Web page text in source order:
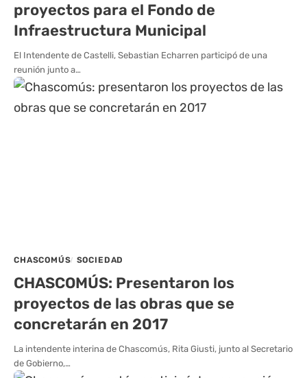
proyectos para el Fondo de
Infraestructura Municipal
El Intendente de Castelli, Sebastian Echarren participó de una
reunión junto a…
CHASCOMÚS SOCIEDAD
CHASCOMÚS: Presentaron los
proyectos de las obras que se
concretarán en 2017
La intendente interina de Chascomús, Rita Giusti, junto al Secretario
de Gobierno,…